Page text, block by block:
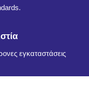
εγκαταστάσεις